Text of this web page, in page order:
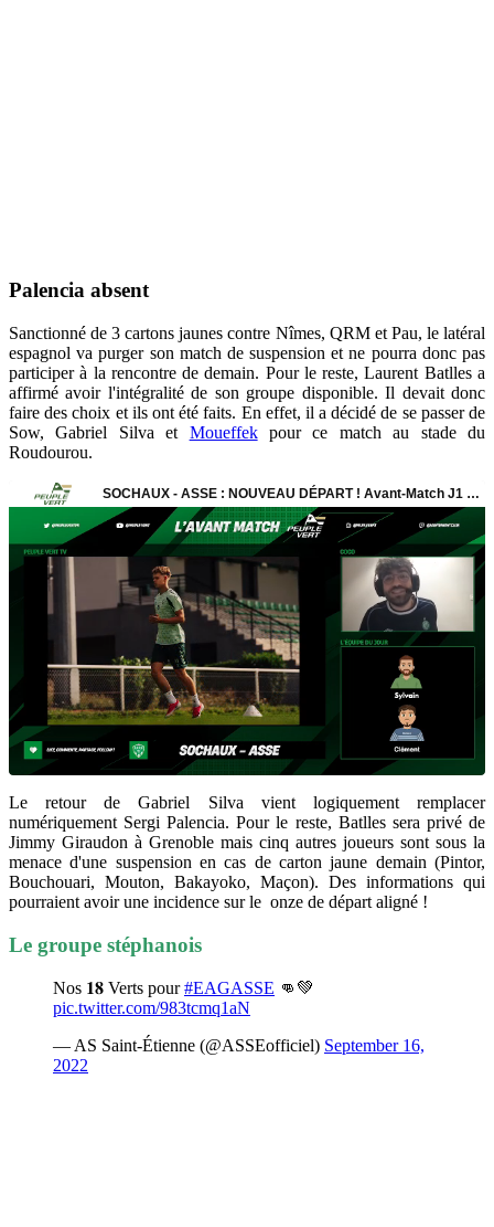
Palencia absent
Sanctionné de 3 cartons jaunes contre Nîmes, QRM et Pau, le latéral
espagnol va purger son match de suspension et ne pourra donc pas
participer à la rencontre de demain. Pour le reste, Laurent Batlles a
affirmé avoir l'intégralité de son groupe disponible. Il devait donc
faire des choix et ils ont été faits. En effet, il a décidé de se passer de
Sow, Gabriel Silva et Moueffekpour ce match au stade du
Roudourou.
Le retour de Gabriel Silva vient logiquement remplacer
numériquement Sergi Palencia. Pour le reste, Batlles sera privé de
Jimmy Giraudon à Grenoble mais cinq autres joueurs sont sous la
menace d'une suspension en cas de carton jaune demain (Pintor,
Bouchouari, Mouton, Bakayoko, Maçon). Des informations qui
pourraient avoir une incidence sur le onze de départ aligné !
Le groupe stéphanois
Nos 𝟏𝟖 Verts pour#EAGASSE 👊💚
pic.twitter.com/983tcmq1aN
— AS Saint-Étienne (@ASSEofficiel) September 16,
2022